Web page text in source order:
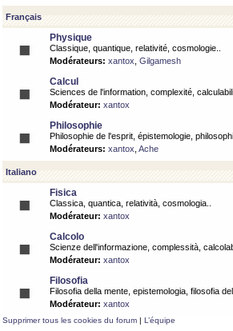
Français
Physique
Classique, quantique, relativité, cosmologie..
Modérateurs: xantox Gilgamesh
Calcul
Sciences de l'information, complexité,
Modérateur: xantox
Philosophie
Philosophie de l'esprit, épistemologie,
Modérateurs: xantox Ache
Italiano
Fisica
Classica, quantica, relatività, cosmologia..
Modérateur: xantox
Calcolo
Scienze dell'informazione, complessità,
Modérateur: xantox
Filosofia
Filosofia della mente, epistemologia, filosofia
Modérateur: xantox
Supprimer tous les cookies du forum | L’équipe